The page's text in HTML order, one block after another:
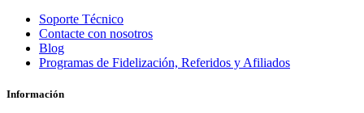
Soporte Técnico
Contacte con nosotros
Blog
Programas de Fidelización, Referidos y Afiliados
Información